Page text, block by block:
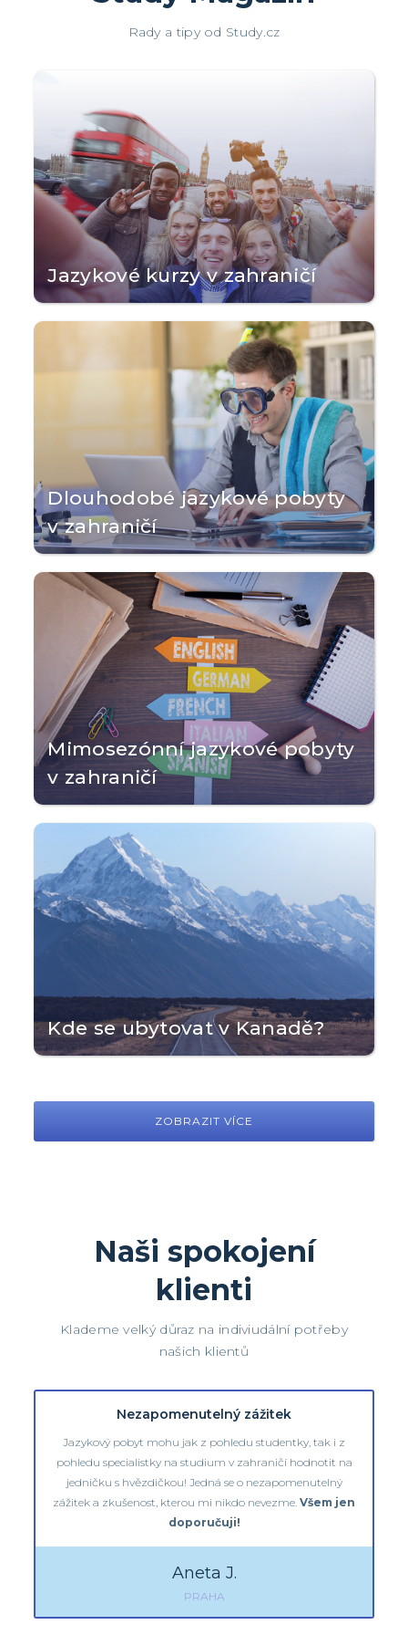
Rady a tipy od Study.cz
Jazykové kurzy v zahraničí
Dlouhodobé jazykové pobyty
v zahraničí
Mimosezónní jazykové pobyty
v zahraničí
Kde se ubytovat v Kanadě?
ZOBRAZIT VÍCE
Naši spokojení
klienti
Klademe velký důraz na indiviudální potřeby
našich klientů
Nezapomenutelný zážitek
Jazykový pobyt mohu jak z pohledu studentky, tak i z
pohledu specialistky na studium v zahraničí hodnotit na
jedničku s hvězdičkou! Jedná se o nezapomenutelný
zážitek a zkušenost, kterou mi nikdo nevezme. Všem jen
doporučuji!
Aneta J.
PRAHA